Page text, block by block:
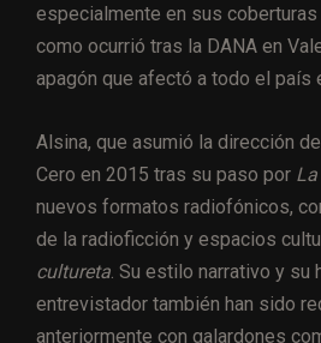
especialmente en sus
como ocurrió tras la DANA en
apagón que afectó a todo el país
Alsina, que asumió la dirección
Cero en 2015 tras su paso por
nuevos formatos radiofónicos,
de la radioficción y espacios
cultureta . Su estilo narrativo y su
entrevistador también han sido
anteriormente con galardones